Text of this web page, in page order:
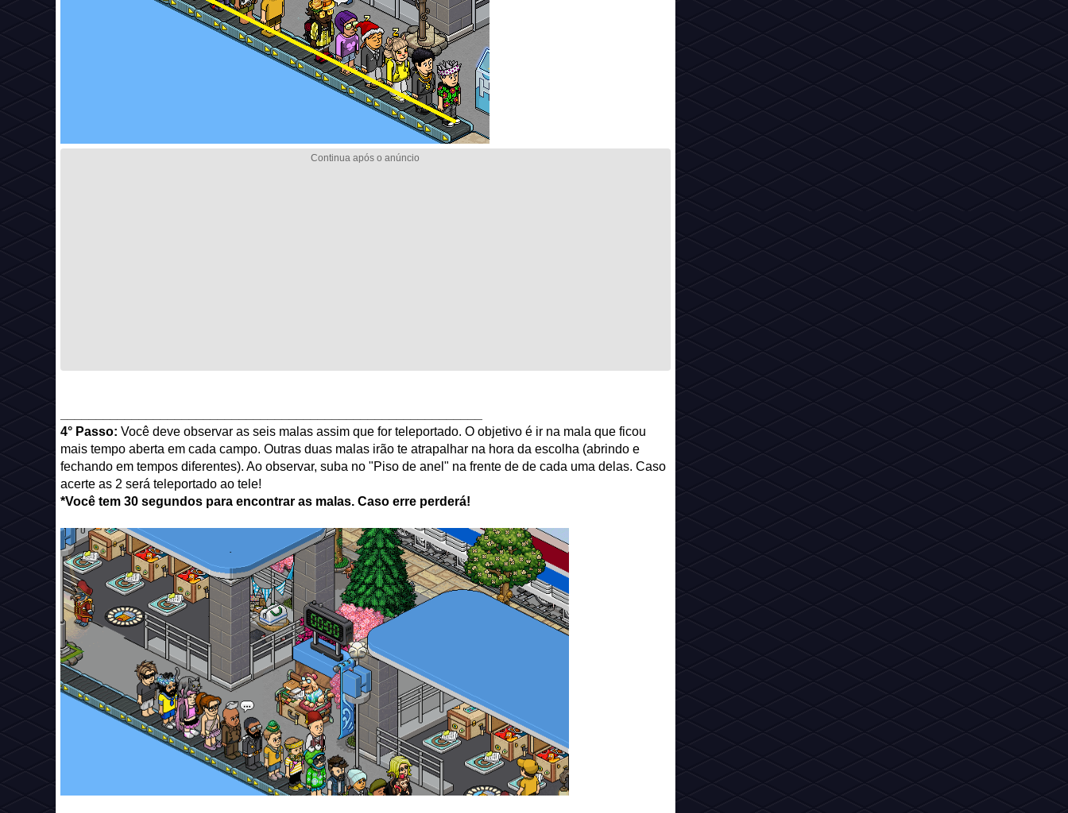
4° Passo: Você deve observar as seis malas assim que for teleportado. O objetivo é ir na mala que ficou
mais tempo aberta em cada campo. Outras duas malas irão te atrapalhar na hora da escolha (abrindo e
fechando em tempos diferentes). Ao observar, suba no "Piso de anel" na frente de de cada uma delas. Caso
acerte as 2 será teleportado ao tele!
*Você tem 30 segundos para encontrar as malas. Caso erre perderá!